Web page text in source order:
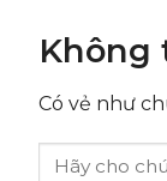
Không
Có vẻ như